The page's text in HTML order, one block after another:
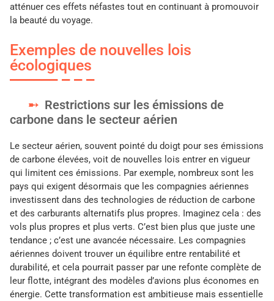
atténuer ces effets néfastes tout en continuant à promouvoir
la beauté du voyage.
Exemples de nouvelles lois
écologiques
Restrictions sur les émissions de
carbone dans le secteur aérien
Le secteur aérien, souvent pointé du doigt pour ses émissions
de carbone élevées, voit de nouvelles lois entrer en vigueur
qui limitent ces émissions. Par exemple, nombreux sont les
pays qui exigent désormais que les compagnies aériennes
investissent dans des technologies de réduction de carbone
et des carburants alternatifs plus propres. Imaginez cela : des
vols plus propres et plus verts. C’est bien plus que juste une
tendance ; c’est une avancée nécessaire. Les compagnies
aériennes doivent trouver un équilibre entre rentabilité et
durabilité, et cela pourrait passer par une refonte complète de
leur flotte, intégrant des modèles d’avions plus économes en
énergie. Cette transformation est ambitieuse mais essentielle